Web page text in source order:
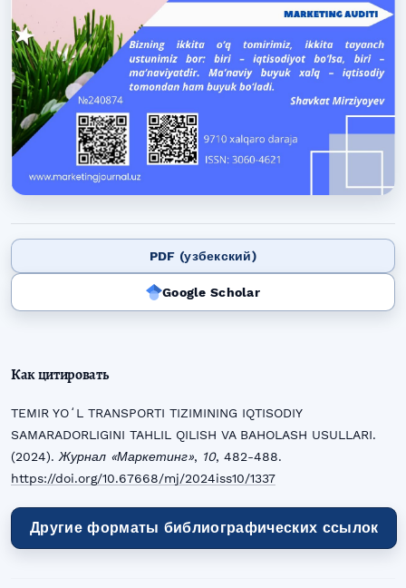
PDF (узбекский)
Google Scholar
Как цитировать
TEMIR YOʻL TRANSPORTI TIZIMINING IQTISODIY
SAMARADORLIGINI TAHLIL QILISH VA BAHOLASH USULLARI.
(2024). Журнал «Маркетинг», 10, 482-488.
https://doi.org/10.67668/mj/2024iss10/1337
Другие форматы библиографических ссылок